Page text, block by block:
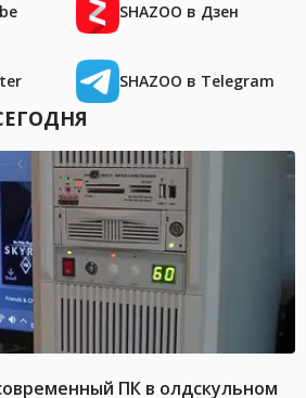
SHAZOO в Дзен
SHAZOO в Telegram
ПК в олдскульном